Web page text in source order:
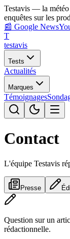
Testavis — la météo
enquêtes sur les
📰 Google News
T
testavis
Tests
Actualités
Marques
Témoignages
Contact
L'équipe Testavis
Presse
Question sur un
rédactionnelle.